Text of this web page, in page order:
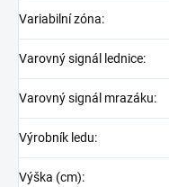
Variabilní zóna:
Varovný signál lednice:
Varovný signál mrazáku:
Výrobník ledu:
Výška (cm):